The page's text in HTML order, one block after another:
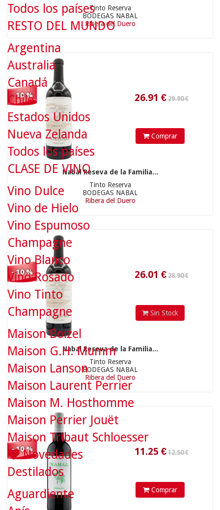
Tinto Reserva
BODEGAS NABAL
Ribera del Duero
- 10 %
26.91
Comprar
Nabal Reseva de la Familia...
Tinto Reserva
BODEGAS NABAL
Ribera del Duero
- 10 %
26.01€
Sin Stock
Nabal Reseva de la Familia...
Tinto Reserva
BODEGAS NABAL
Ribera del Duero
- 10 %
Comprar
40.5€
Todos los países
RESTO DEL MUNDO
Argentina
Australia
Canadá
Chile
Estados Unidos
Nueva Zelanda
Todos los países
CLASE DE VINO
Vino Dulce
Vino de Hielo
Vino Espumoso
Champagne
Vino Blanco
Vino Rosado
Vino Tinto
Champagne
Maison Boizel
Maison G.H. Mumm
Maison Lanson
Maison Laurent Perrier
Maison M. Hosthomme
Maison Perrier Jouët
Maison Tribaut Schloesser
Novedades
Destilados
Aguardiente